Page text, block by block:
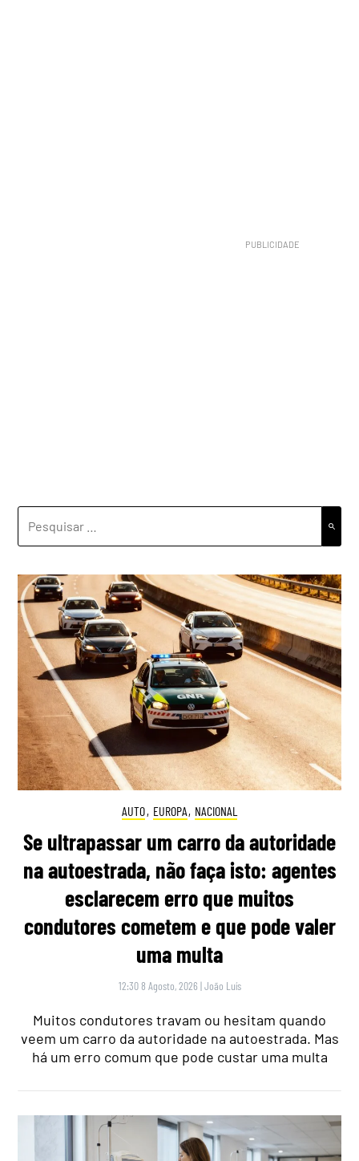
AUTO, EUROPA, NACIONAL
Se ultrapassar um carro da autoridade
na autoestrada, não faça isto: agentes
esclarecem erro que muitos
condutores cometem e que pode valer
uma multa
12:30 8 Agosto, 2026 |João Luís
Muitos condutores travam ou hesitam quando
veem um carro da autoridade na autoestrada. Mas
há um erro comum que pode custar uma multa